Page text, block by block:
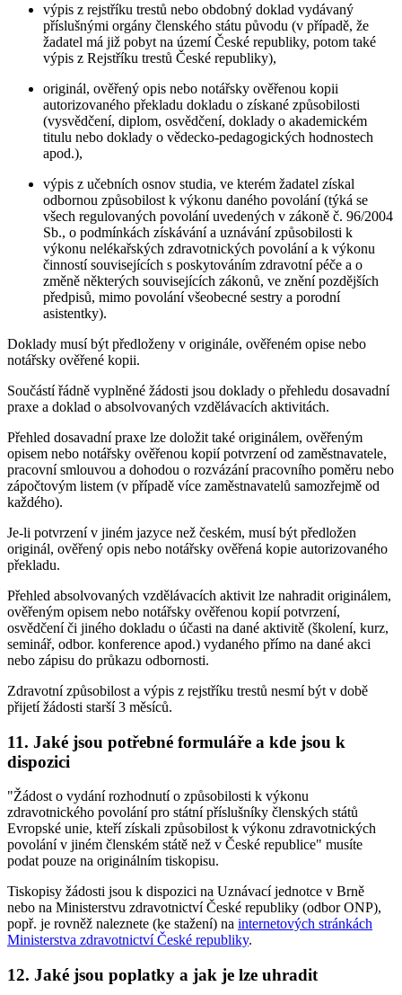
výpis z rejstříku trestů nebo obdobný doklad vydávaný
příslušnými orgány členského státu původu (v případě, že
žadatel má již pobyt na území České republiky, potom také
výpis z Rejstříku trestů České republiky),
originál, ověřený opis nebo notářsky ověřenou kopii
autorizovaného překladu dokladu o získané způsobilosti
(vysvědčení, diplom, osvědčení, doklady o akademickém
titulu nebo doklady o vědecko-pedagogických hodnostech
apod.),
výpis z učebních osnov studia, ve kterém žadatel získal
odbornou způsobilost k výkonu daného povolání (týká se
všech regulovaných povolání uvedených v zákoně č. 96/2004
Sb., o podmínkách získávání a uznávání způsobilosti k
výkonu nelékařských zdravotnických povolání a k výkonu
činností souvisejících s poskytováním zdravotní péče a o
změně některých souvisejících zákonů, ve znění pozdějších
předpisů, mimo povolání všeobecné sestry a porodní
asistentky).
Doklady musí být předloženy v originále, ověřeném opise nebo
notářsky ověřené kopii.
Součástí řádně vyplněné žádosti jsou doklady o přehledu dosavadní
praxe a doklad o absolvovaných vzdělávacích aktivitách.
Přehled dosavadní praxe lze doložit také originálem, ověřeným
opisem nebo notářsky ověřenou kopií potvrzení od zaměstnavatele,
pracovní smlouvou a dohodou o rozvázání pracovního poměru nebo
zápočtovým listem (v případě více zaměstnavatelů samozřejmě od
každého).
Je-li potvrzení v jiném jazyce než českém, musí být předložen
originál, ověřený opis nebo notářsky ověřená kopie autorizovaného
překladu.
Přehled absolvovaných vzdělávacích aktivit lze nahradit originálem,
ověřeným opisem nebo notářsky ověřenou kopií potvrzení,
osvědčení či jiného dokladu o účasti na dané aktivitě (školení, kurz,
seminář, odbor. konference apod.) vydaného přímo na dané akci
nebo zápisu do průkazu odbornosti.
Zdravotní způsobilost a výpis z rejstříku trestů nesmí být v době
přijetí žádosti starší 3 měsíců.
11. Jaké jsou potřebné formuláře a kde jsou k
dispozici
"Žádost o vydání rozhodnutí o způsobilosti k výkonu
zdravotnického povolání pro státní příslušníky členských států
Evropské unie, kteří získali způsobilost k výkonu zdravotnických
povolání v jiném členském státě než v České republice" musíte
podat pouze na originálním tiskopisu.
Tiskopisy žádosti jsou k dispozici na Uznávací jednotce v Brně
nebo na Ministerstvu zdravotnictví České republiky (odbor ONP),
popř. je rovněž naleznete (ke stažení) na internetových stránkách
Ministerstva zdravotnictví České republiky.
12. Jaké jsou poplatky a jak je lze uhradit